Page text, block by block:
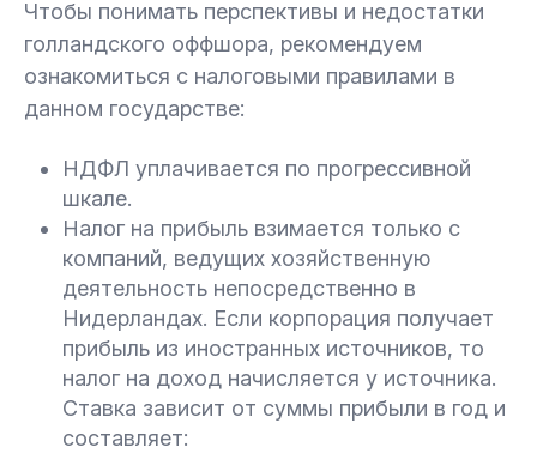
Чтобы понимать перспективы и недостатки
голландского оффшора, рекомендуем
ознакомиться с налоговыми правилами в
данном государстве:
НДФЛ уплачивается по прогрессивной
шкале.
Налог на прибыль взимается только с
компаний, ведущих хозяйственную
деятельность непосредственно в
Нидерландах. Если корпорация получает
прибыль из иностранных источников, то
налог на доход начисляется у источника.
Ставка зависит от суммы прибыли в год и
составляет: